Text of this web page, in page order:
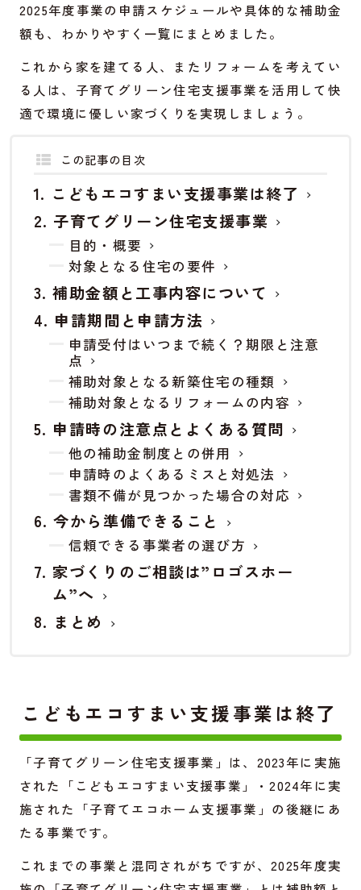
2025年度事業の申請スケジュールや具体的な補助金
額も、わかりやすく一覧にまとめました。
これから家を建てる人、またリフォームを考えてい
る人は、子育てグリーン住宅支援事業を活用して快
適で環境に優しい家づくりを実現しましょう。
この記事の目次
こどもエコすまい支援事業は終了
子育てグリーン住宅支援事業
目的・概要
対象となる住宅の要件
補助金額と工事内容について
申請期間と申請方法
申請受付はいつまで続く？期限と注意
点
補助対象となる新築住宅の種類
補助対象となるリフォームの内容
申請時の注意点とよくある質問
他の補助金制度との併用
申請時のよくあるミスと対処法
書類不備が見つかった場合の対応
今から準備できること
信頼できる事業者の選び方
家づくりのご相談は”ロゴスホー
ム”へ
まとめ
こどもエコすまい支援事業は終了
「子育てグリーン住宅支援事業」は、2023年に実施
された「こどもエコすまい支援事業」・2024年に実
施された「子育てエコホーム支援事業」の後継にあ
たる事業です。
これまでの事業と混同されがちですが、2025年度実